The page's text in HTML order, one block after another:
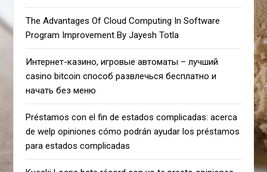
The Advantages Of Cloud Computing In Software
Program Improvement By Jayesh Totla
Интернет-казино, игровые автоматы – лучший
casino bitcoin способ развлечься бесплатно и
начать без меню
Préstamos con el fin de estados complicadas: acerca
de welp opiniones cómo podrán ayudar los préstamos
para estados complicadas